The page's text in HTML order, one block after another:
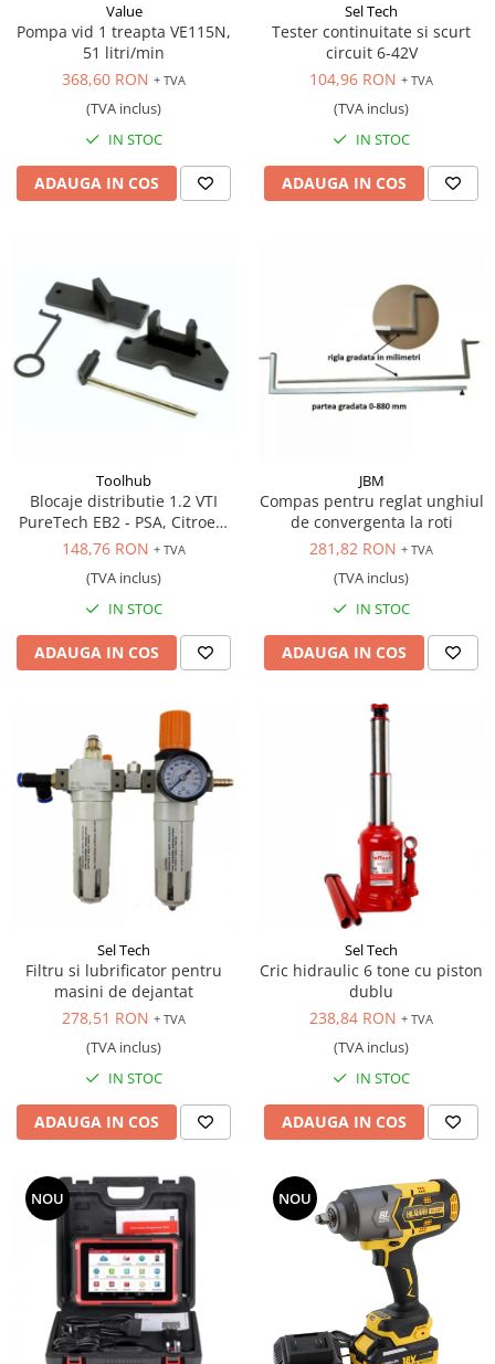
Value
Pompa vid 1 treapta VE115N,
51 litri/min
368,60 RON + TVA
(TVA inclus)
IN STOC
ADAUGA IN COS
Sel Tech
Tester continuitate si scurt
circuit 6-42V
104,96 RON + TVA
(TVA inclus)
IN STOC
ADAUGA IN COS
Toolhub
Blocaje distributie 1.2 VTI
PureTech EB2 - PSA, Citroen,
Peugeot, DS, Opel
148,76 RON + TVA
(TVA inclus)
IN STOC
ADAUGA IN COS
JBM
Compas pentru reglat unghiul
de convergenta la roti
281,82 RON + TVA
(TVA inclus)
IN STOC
ADAUGA IN COS
Sel Tech
Filtru si lubrificator pentru
masini de dejantat
278,51 RON + TVA
(TVA inclus)
IN STOC
ADAUGA IN COS
Sel Tech
Cric hidraulic 6 tone cu piston
dublu
238,84 RON + TVA
(TVA inclus)
IN STOC
ADAUGA IN COS
NOU NOU